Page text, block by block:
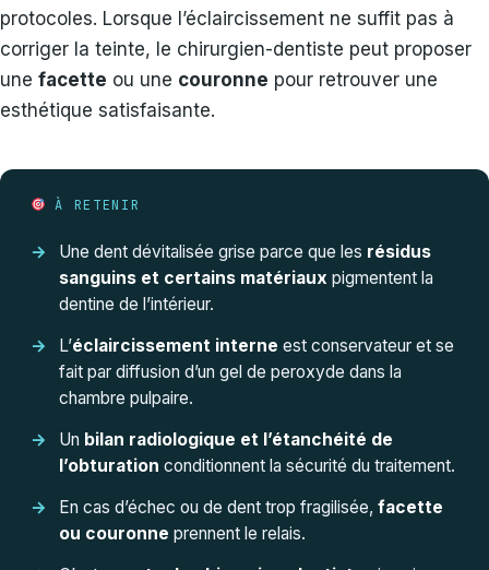
protocoles. Lorsque l’éclaircissement ne suffit pas à
corriger la teinte, le chirurgien-dentiste peut proposer
une facette ou une couronne pour retrouver une
esthétique satisfaisante.
À RETENIR
Une dent dévitalisée grise parce que les résidus
sanguins et certains matériaux pigmentent la
dentine de l’intérieur.
L’éclaircissement interne est conservateur et se
fait par diffusion d’un gel de peroxyde dans la
chambre pulpaire.
Un bilan radiologique et l’étanchéité de
l’obturation conditionnent la sécurité du traitement.
En cas d’échec ou de dent trop fragilisée, facette
ou couronne prennent le relais.